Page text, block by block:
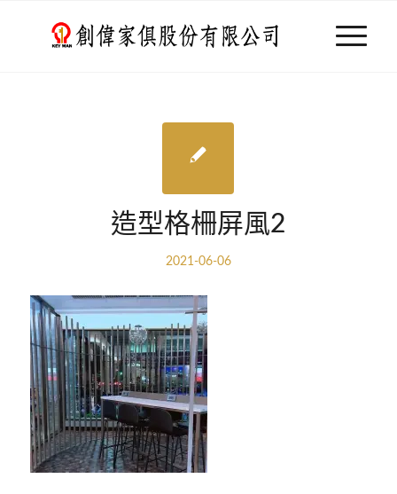
造型格柵屏風2
2021-06-06